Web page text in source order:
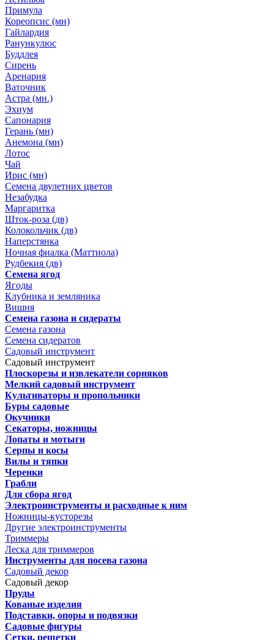
Примула
Кореопсис (мн)
Гайлардия
Ранункулюс
Буддлея
Сирень
Аренария
Ваточник
Астра (мн.)
Эхиум
Сапонария
Герань (мн)
Анемона (мн)
Лотос
Чай
Ирис (мн)
Семена двулетних цветов
Незабудка
Маргаритка
Шток-роза (дв)
Колокольчик (дв)
Наперстянка
Ночная фиалка (Маттиола)
Рудбекия (дв)
Семена ягод
Ягоды
Клубника и земляника
Вишня
Семена газона и сидераты
Семена газона
Семена сидератов
Садовый инструмент
Садовый инструмент
Плоскорезы и извлекатели сорняков
Мелкий садовый инструмент
Культиваторы и пропольники
Буры садовые
Окучники
Секаторы, ножницы
Лопаты и мотыги
Серпы и косы
Вилы и тяпки
Черенки
Грабли
Для сбора ягод
Электроинструменты и расходные к ним
Ножницы-кусторезы
Другие электроинструменты
Триммеры
Леска для триммеров
Инструменты для посева газона
Садовый декор
Садовый декор
Пруды
Кованые изделия
Подставки, опоры и подвязки
Садовые фигуры
Сетки, решетки